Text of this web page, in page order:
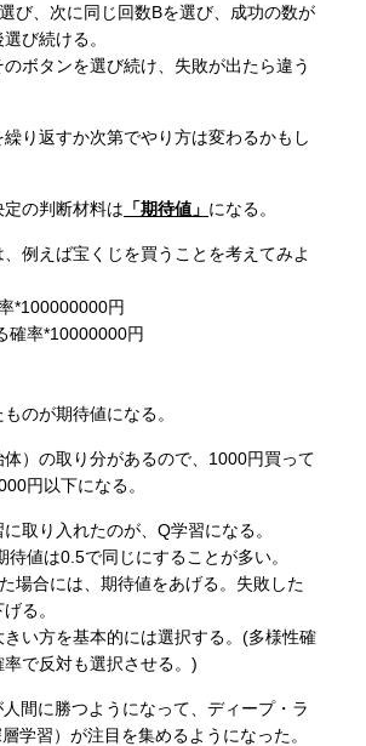
び、次に同じ回数Bを選び、成功の数が
び続ける。
のボタンを選び続け、失敗が出たら違う
り返すか次第でやり方は変わるかもし
の判断材料は 「期待値」 になる。
例えば宝くじを買うことを考えてみよ
*100000000円
確率*10000000円
のが期待値になる。
）の取り分があるので、1000円買って
円以下になる。
取り入れたのが、Q学習になる。
待値は0.5で同じにすることが多い。
場合には、期待値をあげる。失敗した
る。
い方を基本的には選択する。(多様性確
で反対も選択させる。)
間に勝つようになって、ディープ・ラ
学習）が注目を集めるようになった。